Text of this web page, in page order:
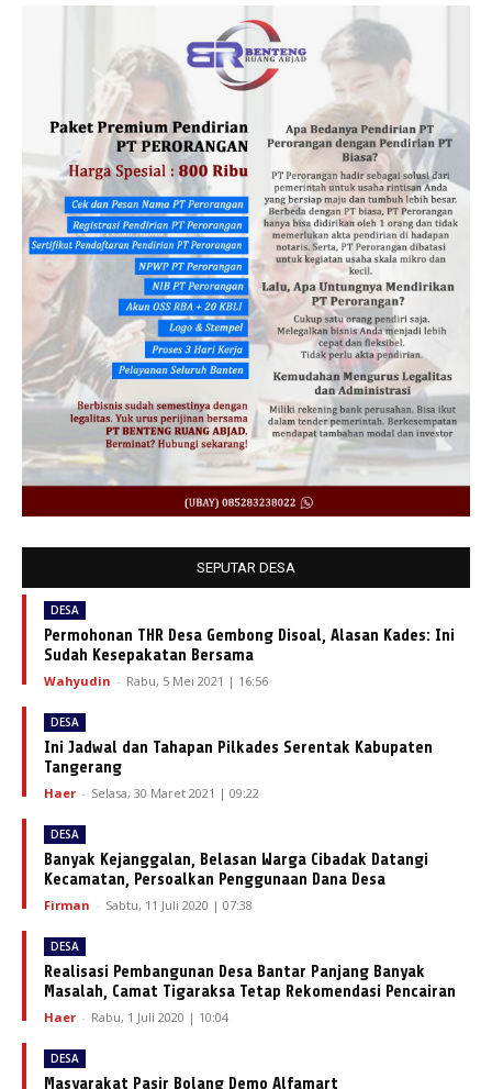
SEPUTAR DESA
DESA
Permohonan THR Desa Gembong Disoal, Alasan Kades: Ini
Sudah Kesepakatan Bersama
Wahyudin - Rabu, 5 Mei 2021 | 16:56
DESA
Ini Jadwal dan Tahapan Pilkades Serentak Kabupaten
Tangerang
Haer - Selasa, 30 Maret 2021 | 09:22
DESA
Banyak Kejanggalan, Belasan Warga Cibadak Datangi
Kecamatan, Persoalkan Penggunaan Dana Desa
Firman - Sabtu, 11 Juli 2020 | 07:38
DESA
Realisasi Pembangunan Desa Bantar Panjang Banyak
Masalah, Camat Tigaraksa Tetap Rekomendasi Pencairan
Haer - Rabu, 1 Juli 2020 | 10:04
DESA
Masyarakat Pasir Bolang Demo Alfamart